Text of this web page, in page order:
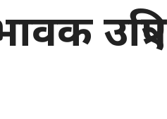
उत्रिए